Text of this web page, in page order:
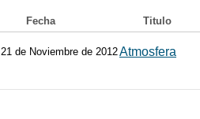
Fecha Titulo
21 de Noviembre de 2012Atmosfera